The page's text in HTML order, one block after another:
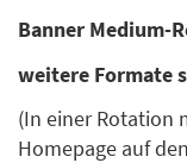
Banner Medium-
weitere Formate
(In einer Rotation
Homepage auf